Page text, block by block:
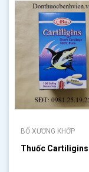
BỔ XƯƠNG KHỚP
Thuốc Cartiligins